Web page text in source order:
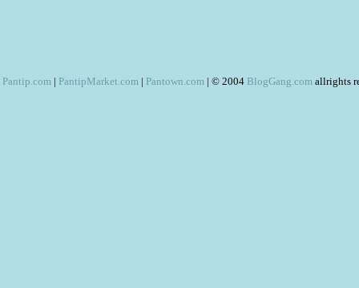
Pantip.com | PantipMarket.com | Pantown.com | © 2004 BlogGang.com allrights